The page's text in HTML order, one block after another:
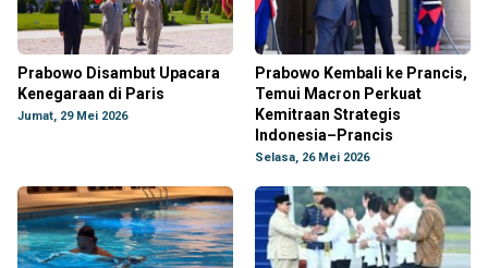
Prabowo Disambut Upacara
Kenegaraan di Paris
Jumat, 29 Mei 2026
Prabowo Kembali ke Prancis,
Temui Macron Perkuat
Kemitraan Strategis
Indonesia–Prancis
Selasa, 26 Mei 2026